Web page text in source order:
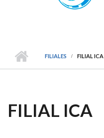
FILIALES FILIAL ICA
FILIAL ICA